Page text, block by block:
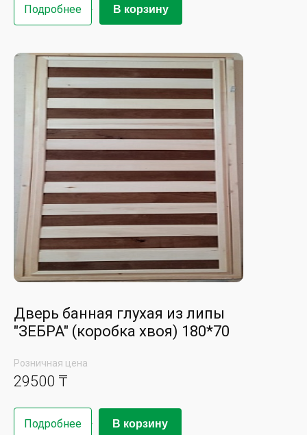
Подробнее В корзину
Дверь банная глухая из липы
"ЗЕБРА" (коробка хвоя) 180*70
Розничная цена
29500 ₸
Подробнее В корзину